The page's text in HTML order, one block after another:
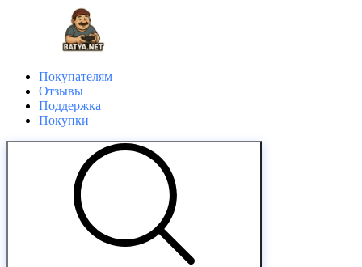
Покупателям
Отзывы
Поддержка
Покупки